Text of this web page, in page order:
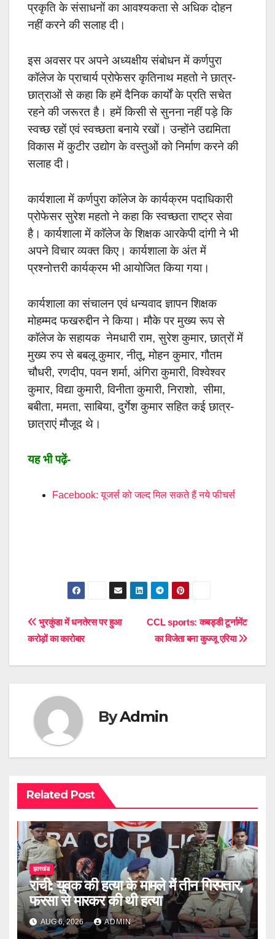
प्रकृति के संसाधनों का आवश्यकता से अधिक दोहन
नहीं करने की सलाह दी।
इस अवसर पर अपने अध्यक्षीय संबोधन में कर्णपुरा
कॉलेज के प्राचार्य प्रोफेसर कृतिनाथ महतो ने छात्र-
छात्राओं से कहा कि हमें दैनिक कार्यों के प्रति सचेत
रहने की जरूरत है। हमें किसी से सुनना नहीं पड़े कि
स्वच्छ रहों एवं स्वच्छता बनाये रखों। उन्होंने उद्यमिता
विकास में कुटीर उद्योग के वस्तुओं को निर्माण करने की
सलाह दी।
कार्यशाला में कर्णपुराकाॅलेज के कार्यक्रम पदाधिकारी
प्रोफेसर सुरेश महतो ने कहा कि स्वच्छता राष्ट्र सेवा
है। कार्यशाला में काॅलेज के शिक्षक आरकेपी दांगी ने भी
अपने विचार व्यक्त किए। कार्यशाला के अंत में
प्रश्नोत्तरी कार्यक्रम भी आयोजित किया गया।
कार्यशाला का संचालन एवं धन्यवाद ज्ञापन शिक्षक
मोहम्मद फखरुद्दीन ने किया। मौके पर मुख्य रूप से
काॅलेज के सहायक नेमधारी राम, सुरेश कुमार, छात्रों में
मुख्य रुप से बबलू कुमार, नीतू, मोहन कुमार, गौतम
चौधरी, रणदीप, पवन शर्मा, अंगिरा कुमारी, विश्वेश्वर
कुमार, विद्या कुमारी, विनीता कुमारी, निराशो, सीमा,
बबीता, ममता, साबिया, दुर्गेश कुमार सहित कई छात्र-
छात्राएं मौजूद थे।
यह भी पढ़ें-
Facebook: यूजर्स को जल्द मिल सकते हैं नये फीचर्स
Post
navigation
CCL sports: कबड्डी टूर्नामेंट
का विजेता बना कुज्जू एरिया
भुरकुंडा में धनतेरस पर हुआ
करोड़ों का कारोबार
ByAdmin
Related Post
झारखंड
रांची: युवक की हत्या के मामले में तीन गिरफ्तार,
फरसा से मारकर की थी हत्या
AUG 6, 2026 ADMIN